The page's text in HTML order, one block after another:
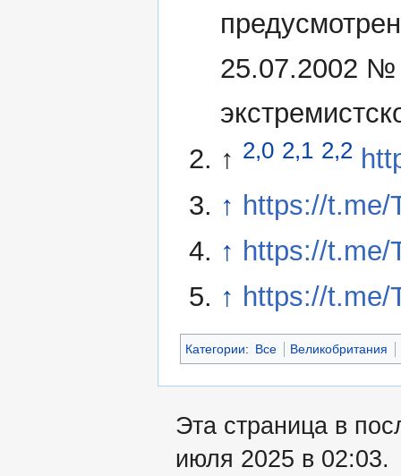
25.07.2002 №
↑ 2,0 2,1 2,2
↑ https://t.me/
↑ https://t.me/
↑ https://t.me/
Категории: Все Великобритания
Эта страница в
июля 2025 в 02:03.